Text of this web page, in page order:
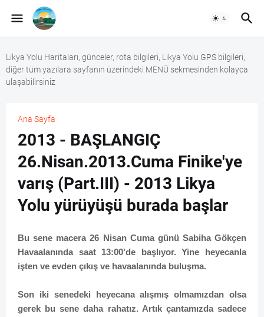
Likya Yolu Haritaları, günceler, rota bilgileri, Likya Yolu GPS bilgileri,
diğer tüm yazılara sayfanın üzerindeki MENÜ sekmesinden kolayca
ulaşabilirsiniz
Ana Sayfa
2013 - BAŞLANGIÇ
26.Nisan.2013.Cuma Finike'ye
varış (Part.III) - 2013 Likya
Yolu yürüyüşü burada başlar
Bu sene macera 26 Nisan Cuma günü Sabiha Gökçen
Havaalanında saat 13:00'de başlıyor. Yine heyecanla
işten ve evden çıkış ve havaalanında buluşma.
Son iki senedeki heyecana alışmış olmamızdan olsa
gerek bu sene daha rahatız. Artık çantamızda sadece